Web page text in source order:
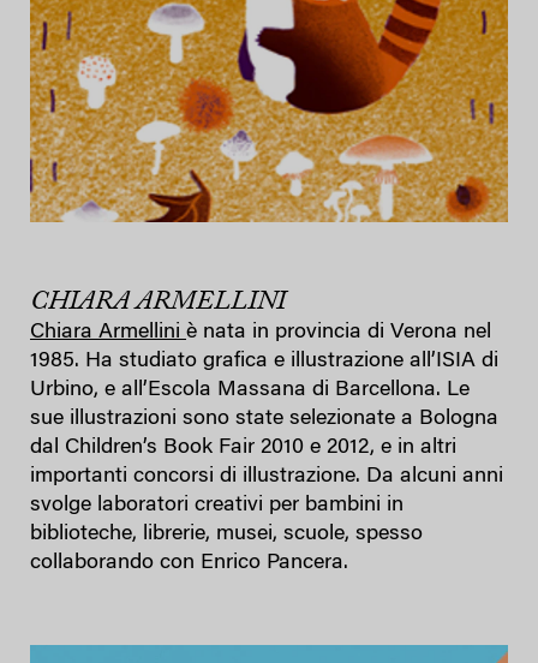
CHIARA ARMELLINI
Chiara Armellini è nata in provincia di Verona nel
1985. Ha studiato grafica e illustrazione all’ISIA di
Urbino, e all’Escola Massana di Barcellona. Le
sue illustrazioni sono state selezionate a Bologna
dal Children’s Book Fair 2010 e 2012, e in altri
importanti concorsi di illustrazione. Da alcuni anni
svolge laboratori creativi per bambini in
biblioteche, librerie, musei, scuole, spesso
collaborando con Enrico Pancera.